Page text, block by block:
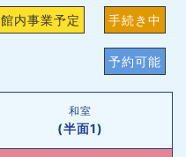
館内事業予定 手続き中
予約可能
和室
(半面1)